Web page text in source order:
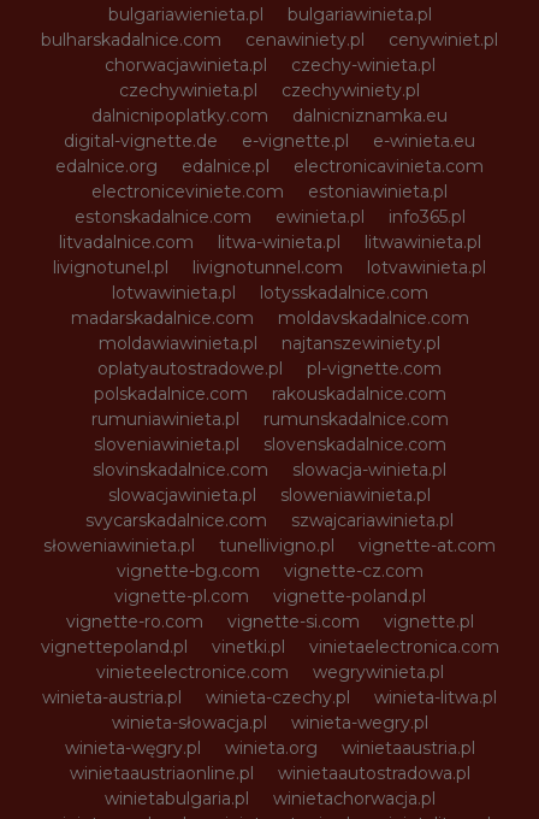
bulgariawienieta.pl
bulgariawinieta.pl
bulharskadalnice.com
cenawiniety.pl
cenywiniet.pl
chorwacjawinieta.pl
czechy-winieta.pl
czechywinieta.pl
czechywiniety.pl
dalnicnipoplatky.com
dalnicniznamka.eu
digital-vignette.de
e-vignette.pl
e-winieta.eu
edalnice.org
edalnice.pl
electronicavinieta.com
electroniceviniete.com
estoniawinieta.pl
estonskadalnice.com
ewinieta.pl
info365.pl
litvadalnice.com
litwa-winieta.pl
litwawinieta.pl
livignotunel.pl
livignotunnel.com
lotvawinieta.pl
lotwawinieta.pl
lotysskadalnice.com
madarskadalnice.com
moldavskadalnice.com
moldawiawinieta.pl
najtanszewiniety.pl
oplatyautostradowe.pl
pl-vignette.com
polskadalnice.com
rakouskadalnice.com
rumuniawinieta.pl
rumunskadalnice.com
sloveniawinieta.pl
slovenskadalnice.com
slovinskadalnice.com
slowacja-winieta.pl
slowacjawinieta.pl
sloweniawinieta.pl
svycarskadalnice.com
szwajcariawinieta.pl
słoweniawinieta.pl
tunellivigno.pl
vignette-at.com
vignette-bg.com
vignette-cz.com
vignette-pl.com
vignette-poland.pl
vignette-ro.com
vignette-si.com
vignette.pl
vignettepoland.pl
vinetki.pl
vinietaelectronica.com
vinieteelectronice.com
wegrywinieta.pl
winieta-austria.pl
winieta-czechy.pl
winieta-litwa.pl
winieta-słowacja.pl
winieta-wegry.pl
winieta-węgry.pl
winieta.org
winietaaustria.pl
winietaaustriaonline.pl
winietaautostradowa.pl
winietabulgaria.pl
winietachorwacja.pl